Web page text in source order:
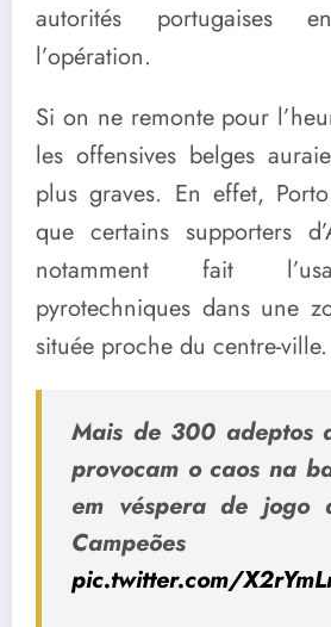
autorités portugaises
l’opération.
Si on ne remonte pour
les offensives belges
plus graves. En effet,
que certains supporters
notamment fait
pyrotechniques dans une
située proche du centre-ville.
Mais de 300 adeptos
provocam o caos na
em véspera de jogo
Campeões
pic.twitter.com/